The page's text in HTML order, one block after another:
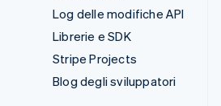
Log delle modifiche API
Librerie e SDK
Stripe Projects
Blog degli sviluppatori